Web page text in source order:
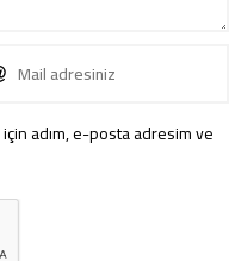
adım, e-posta adresim ve